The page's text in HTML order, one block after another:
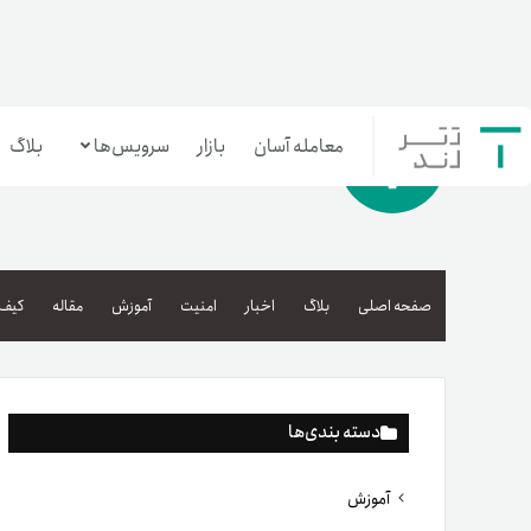
معامله آسان بازار سرویس‌ها
بازار تترلند
سرمایه‌گذاری آسان
بلاگ
صفحه اصلی بلاگ اخبار امنیت آموزش مقاله
دسته بندی‌ها
آموزش